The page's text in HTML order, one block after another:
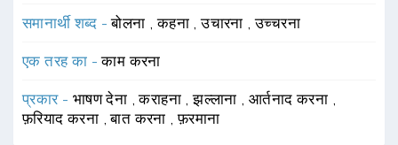
समानार्थी शब्द -बोलना ,कहना ,उचारना ,उच्चरना
एक तरह का -काम करना
प्रकार - भाषण देना ,कराहना ,झल्लाना ,आर्तनाद करना ,
फ़रियाद करना ,बात करना ,फ़रमाना